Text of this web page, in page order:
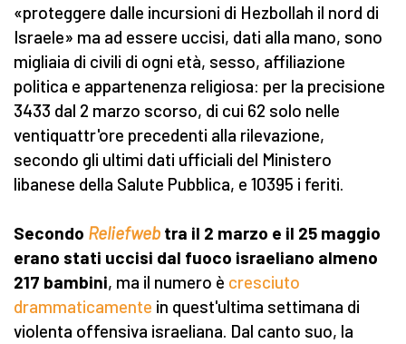
«proteggere dalle incursioni di Hezbollah il nord di
Israele» ma ad essere uccisi, dati alla mano, sono
migliaia di civili di ogni età, sesso, affiliazione
politica e appartenenza religiosa: per la precisione
3433 dal 2 marzo scorso, di cui 62 solo nelle
ventiquattr'ore precedenti alla rilevazione,
secondo gli ultimi dati ufficiali del Ministero
libanese della Salute Pubblica, e 10395 i feriti.
Secondo Reliefweb tra il 2 marzo e il 25 maggio
erano stati uccisi dal fuoco israeliano almeno
217 bambini, ma il numero è cresciuto
drammaticamente in quest'ultima settimana di
violenta offensiva israeliana. Dal canto suo, la